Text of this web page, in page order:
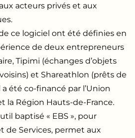
acteurs privés et aux
ce logiciel ont été définies en
de deux entrepreneurs
Tipimi (échanges d’objets
et Shareathlon (prêts de
été co-financé par l’Union
la Région Hauts-de-France.
baptisé « EBS », pour
de Services, permet aux